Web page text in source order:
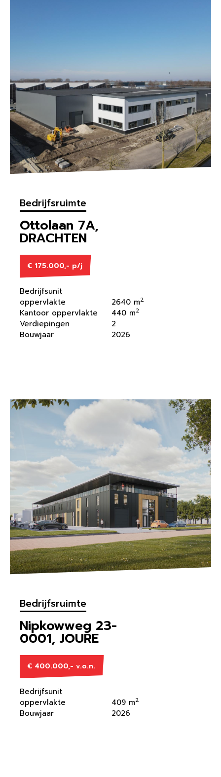
Bedrijfsruimte
Ottolaan 7A,
DRACHTEN
€ 175.000,- p/j
Bedrijfsunit
oppervlakte
Kantoor oppervlakte
Verdiepingen
Bouwjaar
2640 m2
440 m2
2
2026
Bedrijfsruimte
Nipkowweg 23-
0001, JOURE
€ 400.000,- v.o.n.
Bedrijfsunit
oppervlakte
Bouwjaar
409 m2
2026